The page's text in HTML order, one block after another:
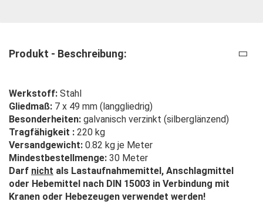
Produkt - Beschreibung:
Werkstoff: Stahl
Gliedmaß: 7 x 49 mm (langgliedrig)
Besonderheiten: galvanisch verzinkt (silberglänzend)
Tragfähigkeit : 220 kg
Versandgewicht: 0.82 kg je Meter
Mindestbestellmenge: 30 Meter
Darf nicht als Lastaufnahmemittel, Anschlagmittel
oder Hebemittel nach DIN 15003 in Verbindung mit
Kranen oder Hebezeugen verwendet werden!